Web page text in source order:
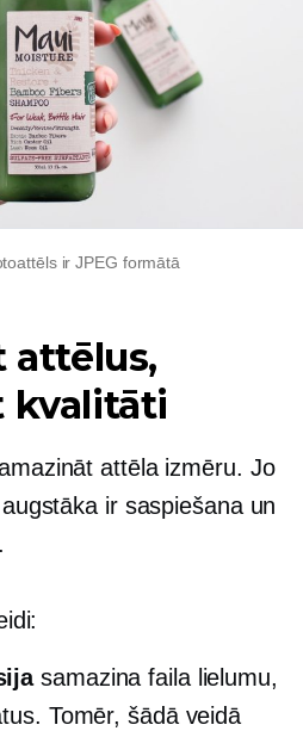
ir JPEG formātā
attēlus,
kvalitāti
attēla izmēru. Jo
ir saspiešana un
samazina faila lielumu,
Tomēr, šādā veidā